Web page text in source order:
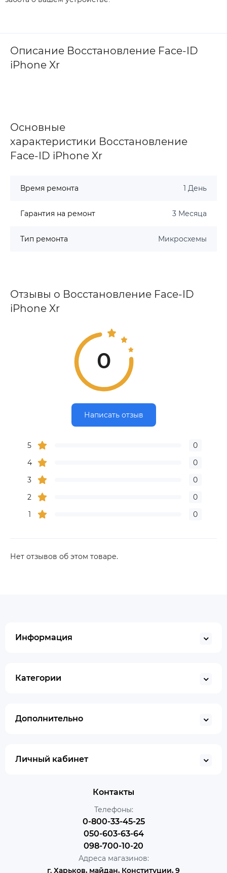
Описание Восстановление Face-ID
iPhone Xr
Основные
характеристики Восстановление
Face-ID iPhone Xr
Время ремонта 1 День
Гарантия на ремонт 3 Месяца
Тип ремонта Микросхемы
Отзывы о Восстановление Face-ID
iPhone Xr
0
Написать отзыв
5
0
4
0
3
0
2
0
1
0
Нет отзывов об этом товаре.
Информация
Категории
Дополнительно
Личный кабинет
Контакты
Телефоны:
0-800-33-45-25
050-603-63-64
098-700-10-20
Адреса магазинов:
г. Харьков, майдан, Конституции, 9